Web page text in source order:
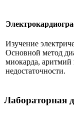
Изучение
Основной метод
миокарда, аритмий
недостаточности.
Лабораторная